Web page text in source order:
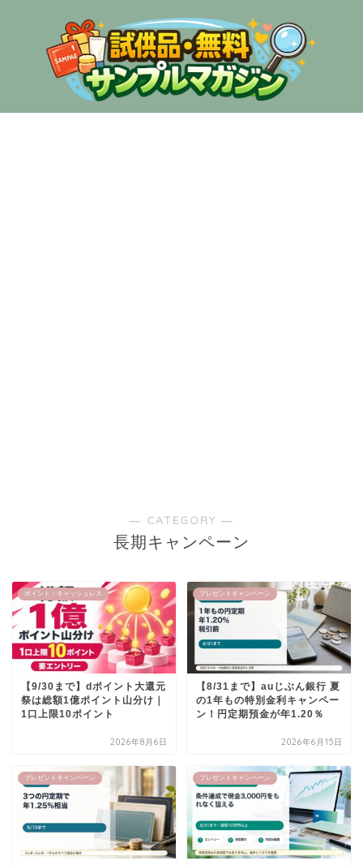
― CATEGORY ―
長期キャンペーン
ポイント・キャッシュレス
【9/30まで】dポイント大還元
祭は総額1億ポイント山分け｜
1口上限10ポイント
2026年8月6日
プレゼントキャンペーン
【8/31まで】auじぶん銀行 夏
の1年もの特別金利キャンペー
ン！円定期預金が年1.20％
2026年6月15日
プレゼントキャンペーン プレゼントキャンペーン